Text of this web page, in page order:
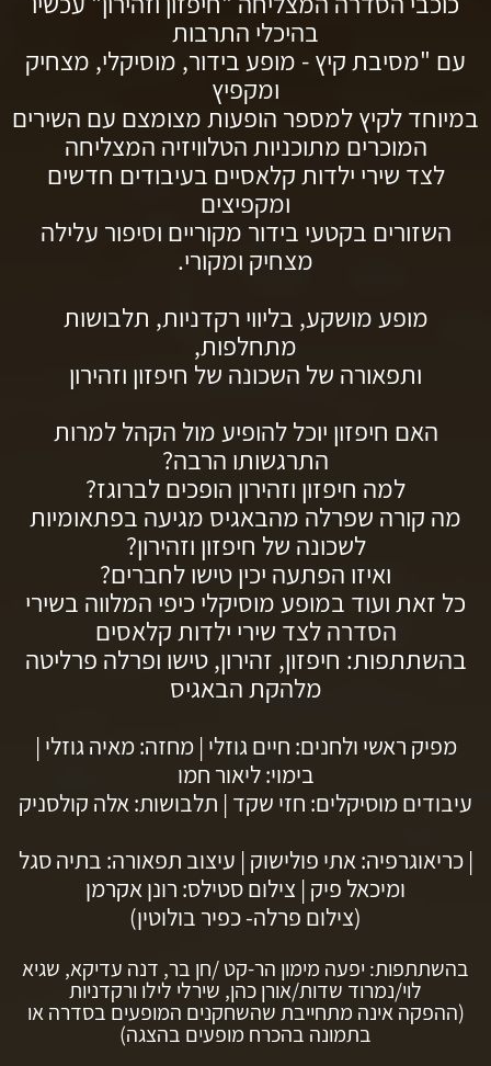
בהיכלי התרבות
עם "מסיבת קיץ - מופע בידור, מוסיקלי, מצחיק
ומקפיץ
במיוחד לקיץ למספר הופעות מצומצם עם השירים
המוכרים מתוכניות הטלוויזיה המצליחה
לצד שירי ילדות קלאסיים בעיבודים חדשים
ומקפיצים
השזורים בקטעי בידור מקוריים וסיפור עלילה
מצחיק ומקורי.
מופע מושקע, בליווי רקדניות, תלבושות
מתחלפות,
ותפאורה של השכונה של חיפזון וזהירון
האם חיפזון יוכל להופיע מול הקהל למרות
התרגשותו הרבה?
למה חיפזון וזהירון הופכים לברוגז?
מה קורה שפרלה מהבאגיס מגיעה בפתאומיות
לשכונה של חיפזון וזהירון?
ואיזו הפתעה יכין טישו לחברים?
כל זאת ועוד במופע מוסיקלי כיפי המלווה בשירי
הסדרה לצד שירי ילדות קלאסים
בהשתתפות: חיפזון, זהירון, טישו ופרלה פרליטה
מלהקת הבאגיס
מפיק ראשי ולחנים: חיים גוזלי | מחזה: מאיה גוזלי |
בימוי: ליאור חמו
עיבודים מוסיקלים: חזי שקד | תלבושות: אלה קולסניק
| כריאוגרפיה: אתי פולישוק | עיצוב תפאורה: בתיה סגל
ומיכאל פיק | צילום סטילס: רונן אקרמן
(צילום פרלה- כפיר בולוטין)
בהשתתפות: יפעה מימון הר-קט /חן בר, דנה עדיקא, שגיא
לוי/נמרוד שדות/אורן כהן, שירלי לילו ורקדניות
(ההפקה אינה מתחייבת שהשחקנים המופעים בסדרה או
בתמונה בהכרח מופעים בהצגה)